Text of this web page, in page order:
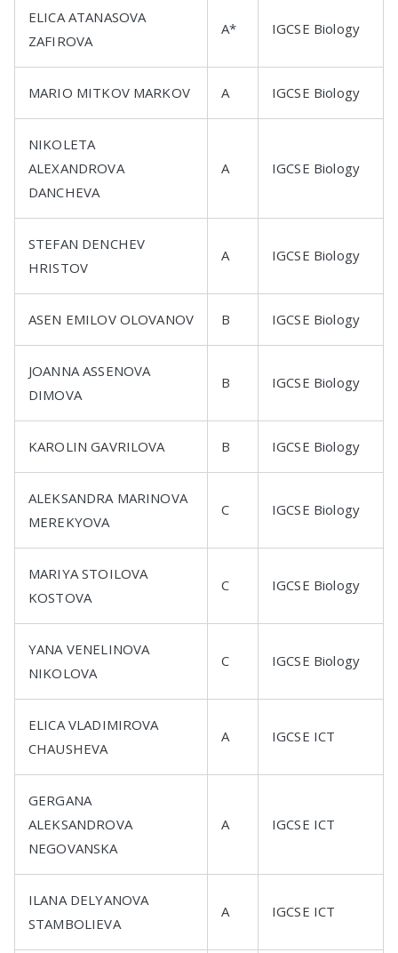
ELICA ATANASOVA
ZAFIROVA
A* IGCSE Biology
MARIO MITKOV MARKOV A IGCSE Biology
NIKOLETA
ALEXANDROVA
DANCHEVA
A IGCSE Biology
STEFAN DENCHEV
HRISTOV
A IGCSE Biology
ASEN EMILOV OLOVANOV B IGCSE Biology
JOANNA ASSENOVA
DIMOVA
B IGCSE Biology
KAROLIN GAVRILOVA B IGCSE Biology
ALEKSANDRA MARINOVA
MEREKYOVA
C IGCSE Biology
MARIYA STOILOVA
KOSTOVA
C IGCSE Biology
YANA VENELINOVA
NIKOLOVA
C IGCSE Biology
ELICA VLADIMIROVA
CHAUSHEVA
A IGCSE ICT
GERGANA
ALEKSANDROVA
NEGOVANSKA
A IGCSE ICT
ILANA DELYANOVA
STAMBOLIEVA
A IGCSE ICT